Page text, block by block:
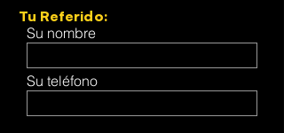
Tu Referido:
Su nombre
Su teléfono